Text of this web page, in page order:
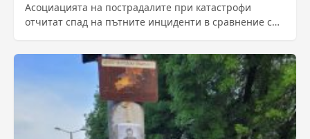
Асоциацията на пострадалите при катастрофи
отчитат спад на пътните инциденти в сравнение с